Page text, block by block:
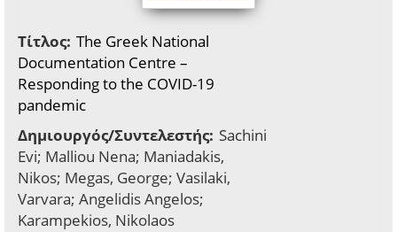
Τίτλος: The Greek National
Documentation Centre –
Responding to the COVID-19
pandemic
Δημιουργός/Συντελεστής: Sachini
Evi; Malliou Nena; Maniadakis,
Nikos; Megas, George; Vasilaki,
Varvara; Angelidis Angelos;
Karampekios, Nikolaos